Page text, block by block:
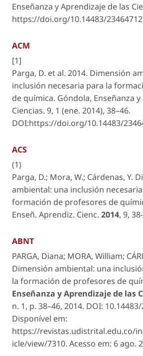
Enseñanza y Aprendizaje de las
https://doi.org/10.14483/
ACM
[1]
Parga, D. et al. 2014. Dimensión
inclusión necesaria para la
de química. Góndola, Enseñanza
Ciencias. 9, 1 (ene. 2014), 38–46.
DOI:https://doi.org/10.14483/
ACS
(1)
Parga, D.; Mora, W.; Cárdenas, Y.
ambiental: una inclusión
formación de profesores de
Enseñ. Aprendiz. Cienc. 2014, 9,
ABNT
PARGA, Diana; MORA, William;
Dimensión ambiental: una
la formación de profesores de
Enseñanza y Aprendizaje de las
n. 1, p. 38–46, 2014. DOI:
Disponível em:
https://revistas.udistrital.edu.co/
icle/view/7310. Acesso em: 6 ago.